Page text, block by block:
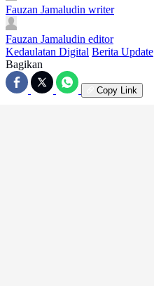
Fauzan Jamaludin writer
Fauzan Jamaludin editor
Kedaulatan Digital Berita Update
Bagikan
Copy Link